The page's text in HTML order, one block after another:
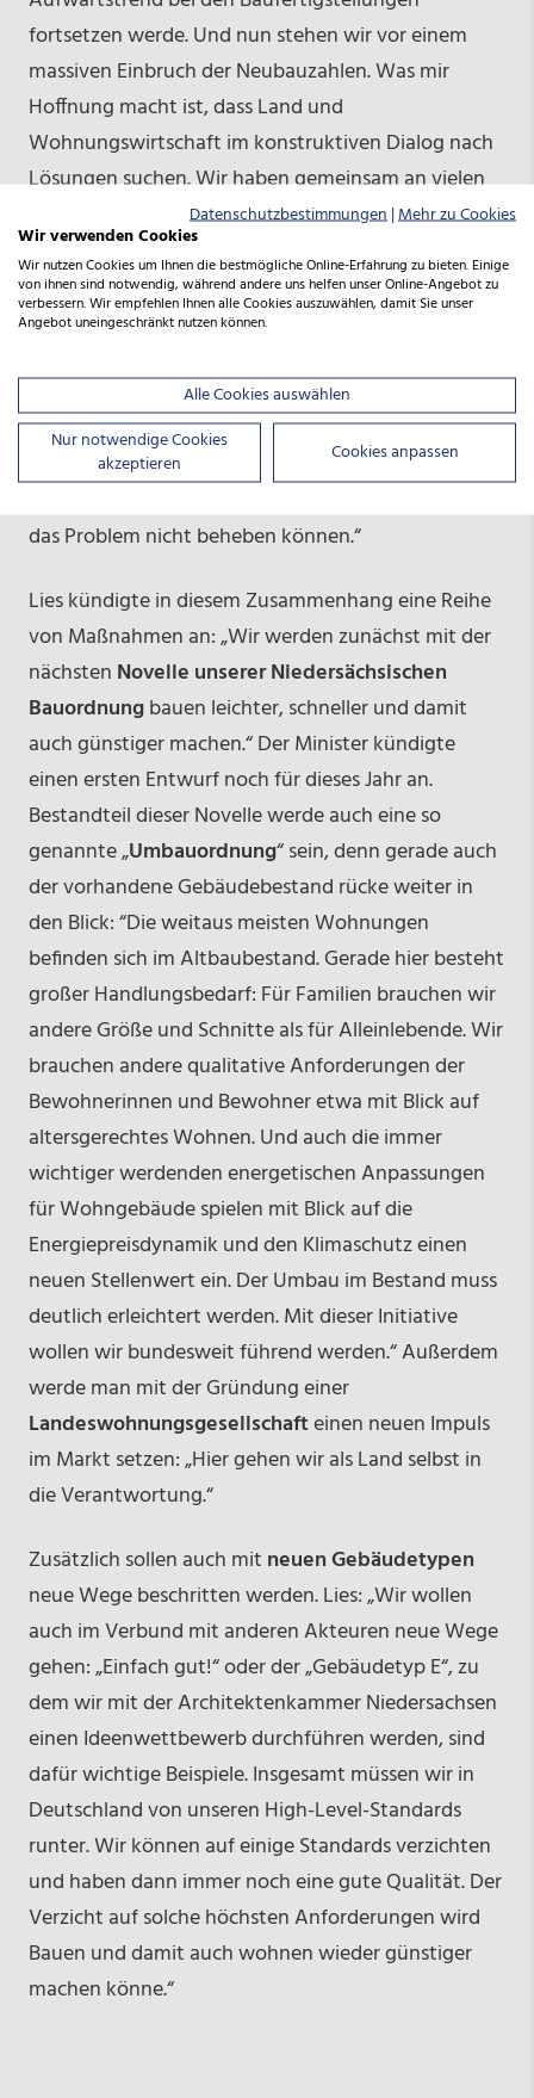
fortsetzen werde. Und nun stehen wir vor einem
massiven Einbruch der Neubauzahlen. Was mir
Hoffnung macht ist, dass Land und
Wohnungswirtschaft im konstruktiven Dialog nach
Lösungen suchen. Wir haben gemeinsam an vielen
Stellschrauben gedreht. Jetzt gilt es sich auf den
Geschosswohnungsbau zu fokussieren und diesem
absolute Priorität einzuräumen. Ich weiß, dass das in
einem Flächenland wie Niedersachsen nicht überall
nur in den Städten und Ballungszentren, sondern
auch im ländlichen Raum. Richtig ist, dass auch der
Einfamilienhausbau den Wohnungsmarkt entlastet.
das Problem nicht beheben können.“
Lies kündigte in diesem Zusammenhang eine Reihe
von Maßnahmen an: „Wir werden zunächst mit der
nächsten Novelle unserer Niedersächsischen
Bauordnungbauen leichter, schneller und damit
auch günstiger machen.“ Der Minister kündigte
einen ersten Entwurf noch für dieses Jahr an.
Bestandteil dieser Novelle werde auch eine so
genannte „Umbauordnung“ sein, denn gerade auch
der vorhandene Gebäudebestand rücke weiter in
den Blick: “Die weitaus meisten Wohnungen
befinden sich im Altbaubestand. Gerade hier besteht
großer Handlungsbedarf: Für Familien brauchen wir
andere Größe und Schnitte als für Alleinlebende. Wir
brauchen andere qualitative Anforderungen der
Bewohnerinnen und Bewohner etwa mit Blick auf
altersgerechtes Wohnen. Und auch die immer
wichtiger werdenden energetischen Anpassungen
für Wohngebäude spielen mit Blick auf die
Energiepreisdynamik und den Klimaschutz einen
neuen Stellenwert ein. Der Umbau im Bestand muss
deutlich erleichtert werden. Mit dieser Initiative
wollen wir bundesweit führend werden.“ Außerdem
werde man mit der Gründung einer
Landeswohnungsgesellschafteinen neuen Impuls
im Markt setzen: „Hier gehen wir als Land selbst in
die Verantwortung.“
Zusätzlich sollen auch mit neuen Gebäudetypen
neue Wege beschritten werden. Lies: „Wir wollen
auch im Verbund mit anderen Akteuren neue Wege
gehen: „Einfach gut!“ oder der „Gebäudetyp E“, zu
dem wir mit der Architektenkammer Niedersachsen
einen Ideenwettbewerb durchführen werden, sind
dafür wichtige Beispiele. Insgesamt müssen wir in
Deutschland von unseren High-Level-Standards
runter. Wir können auf einige Standards verzichten
und haben dann immer noch eine gute Qualität. Der
Verzicht auf solche höchsten Anforderungen wird
Bauen und damit auch wohnen wieder günstiger
machen könne.“
Datenschutzbestimmungen|Mehr zu Cookies
Wir verwenden Cookies
Wir nutzen Cookies um Ihnen die bestmögliche Online-Erfahrung zu bieten. Einige
von ihnen sind notwendig, während andere uns helfen unser Online-Angebot zu
verbessern. Wir empfehlen Ihnen alle Cookies auszuwählen, damit Sie unser
Angebot uneingeschränkt nutzen können.
Alle Cookies auswählen
Nur notwendige Cookies
akzeptieren
Cookies anpassen